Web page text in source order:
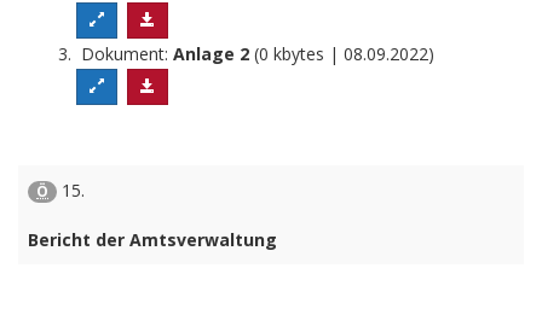
Dokument: Anlage 2 (0 kbytes | 08.09.2022)
Ö 15.
Bericht der Amtsverwaltung